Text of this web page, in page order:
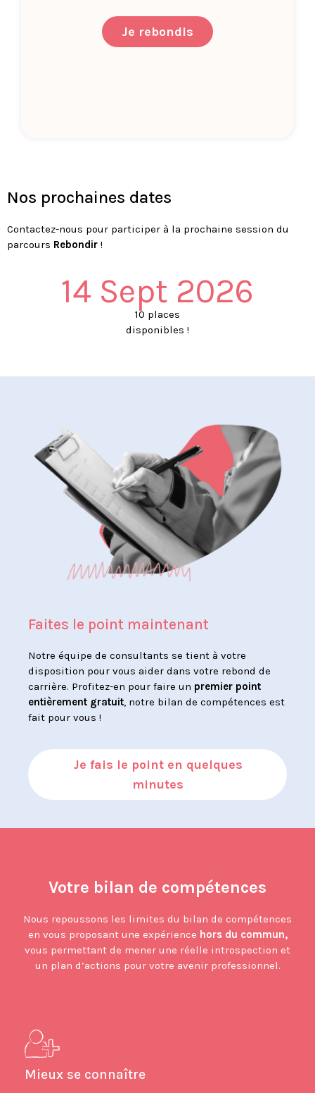
Je rebondis
Nos prochaines dates
Contactez-nous pour participer à la prochaine session du
parcours Rebondir !
14 Sept 2026
10 places
disponibles !
Faites le point maintenant
Notre équipe de consultants se tient à votre
disposition pour vous aider dans votre rebond de
carrière. Profitez-en pour faire un premier point
entièrement gratuit, notre bilan de compétences est
fait pour vous !
Je fais le point en quelques
minutes
Votre bilan de compétences
Nous repoussons les limites du bilan de compétences
en vous proposant une expérience hors du commun,
vous permettant de mener une réelle introspection et
un plan d’actions pour votre avenir professionnel.
Mieux se connaître